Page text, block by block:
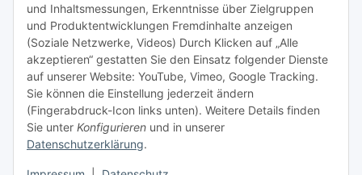
Nachfüllpreise für Druckerpatronen
Refillservice Patronen verpacken
TiDis Druckerwerkstatt
TiDis PC & Notebookwerkstatt
TiDis eScooter Werkstatt
und Inhaltsmessungen, Erkenntnisse über Zielgruppen
und Produktentwicklungen Fremdinhalte anzeigen
(Soziale Netzwerke, Videos) Durch Klicken auf „Alle
akzeptieren“ gestatten Sie den Einsatz folgender Dienste
auf unserer Website: YouTube, Vimeo, Google Tracking.
Sie können die Einstellung jederzeit ändern
(Fingerabdruck-Icon links unten). Weitere Details finden
Sie unter Konfigurieren und in unserer
Datenschutzerklärung.